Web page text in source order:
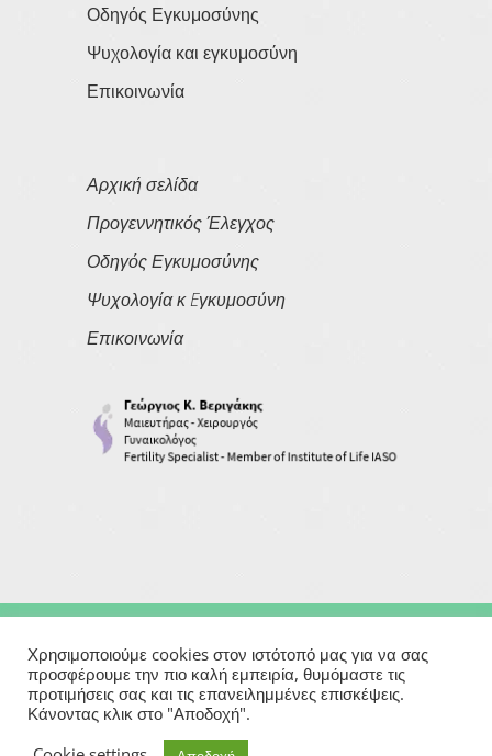
Οδηγός Εγκυμοσύνης
Ψυχολογία και εγκυμοσύνη
Επικοινωνία
Αρχική σελίδα
Προγεννητικός Έλεγχος
Οδηγός Εγκυμοσύνης
Ψυχολογία κ Eγκυμοσύνη
Επικοινωνία
Copyright © 2026Georgios Verigakis| All Rights Reserved
Powered By
Χρησιμοποιούμε cookies στον ιστότοπό μας για να σας
προσφέρουμε την πιο καλή εμπειρία, θυμόμαστε τις
προτιμήσεις σας και τις επανειλημμένες επισκέψεις.
Κάνοντας κλικ στο "Αποδοχή".